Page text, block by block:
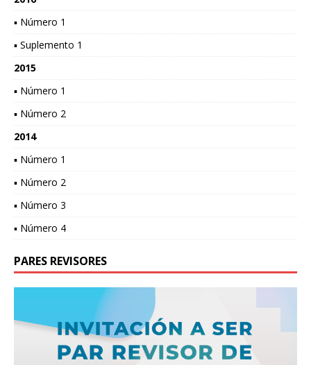
▪ Número 1
▪ Suplemento 1
2015
▪ Número 1
▪ Número 2
2014
▪ Número 1
▪ Número 2
▪ Número 3
▪ Número 4
PARES REVISORES